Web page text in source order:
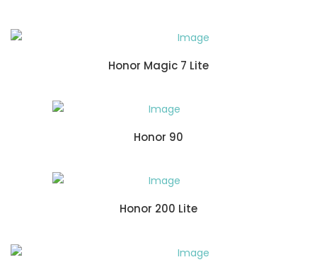
Honor Magic 7 Lite
Honor 90
Honor 200 Lite